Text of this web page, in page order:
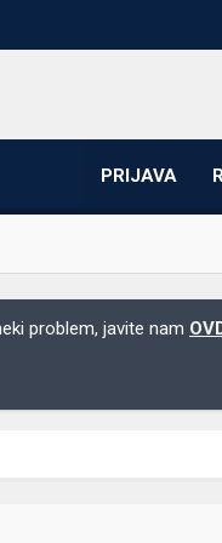
PRIJAVA
problem, javite nam